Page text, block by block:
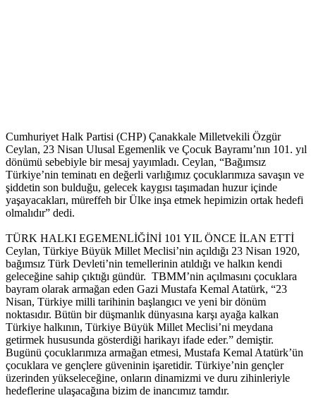
Cumhuriyet Halk Partisi (CHP) Çanakkale Milletvekili Özgür
Ceylan, 23 Nisan Ulusal Egemenlik ve Çocuk Bayramı’nın 101. yıl
dönümü sebebiyle bir mesaj yayımladı. Ceylan, “Bağımsız
Türkiye’nin teminatı en değerli varlığımız çocuklarımıza savaşın ve
şiddetin son bulduğu, gelecek kaygısı taşımadan huzur içinde
yaşayacakları, müreffeh bir Ülke inşa etmek hepimizin ortak hedefi
olmalıdır” dedi.
TÜRK HALKI EGEMENLİĞİNİ 101 YIL ÖNCE İLAN ETTİ
Ceylan, Türkiye Büyük Millet Meclisi’nin açıldığı 23 Nisan 1920,
bağımsız Türk Devleti’nin temellerinin atıldığı ve halkın kendi
geleceğine sahip çıktığı gündür. TBMM’nin açılmasını çocuklara
bayram olarak armağan eden Gazi Mustafa Kemal Atatürk, “23
Nisan, Türkiye milli tarihinin başlangıcı ve yeni bir dönüm
noktasıdır. Bütün bir düşmanlık dünyasına karşı ayağa kalkan
Türkiye halkının, Türkiye Büyük Millet Meclisi’ni meydana
getirmek hususunda gösterdiği harikayı ifade eder.” demiştir.
Bugünü çocuklarımıza armağan etmesi, Mustafa Kemal Atatürk’ün
çocuklara ve gençlere güveninin işaretidir. Türkiye’nin gençler
üzerinden yükseleceğine, onların dinamizmi ve duru zihinleriyle
hedeflerine ulaşacağına bizim de inancımız tamdır.